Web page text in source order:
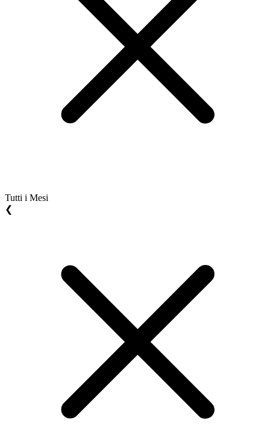
Tutti i Mesi
❮